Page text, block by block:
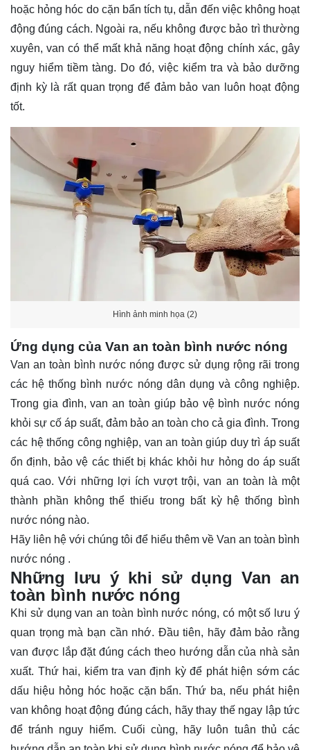
hoặc hỏng hóc do cặn bẩn tích tụ, dẫn đến việc không hoạt
động đúng cách. Ngoài ra, nếu không được bảo trì thường
xuyên, van có thể mất khả năng hoạt động chính xác, gây
nguy hiểm tiềm tàng. Do đó, việc kiểm tra và bảo dưỡng
định kỳ là rất quan trọng để đảm bảo van luôn hoạt động
tốt.
Hình ảnh minh họa (2)
Ứng dụng của Van an toàn bình nước nóng
Van an toàn bình nước nóng được sử dụng rộng rãi trong
các hệ thống bình nước nóng dân dụng và công nghiệp.
Trong gia đình, van an toàn giúp bảo vệ bình nước nóng
khỏi sự cố áp suất, đảm bảo an toàn cho cả gia đình. Trong
các hệ thống công nghiệp, van an toàn giúp duy trì áp suất
ổn định, bảo vệ các thiết bị khác khỏi hư hỏng do áp suất
quá cao. Với những lợi ích vượt trội, van an toàn là một
thành phần không thể thiếu trong bất kỳ hệ thống bình
nước nóng nào.
Hãy liên hệ với chúng tôi để hiểu thêm về Van an toàn bình
nước nóng .
Những lưu ý khi sử dụng Van an
toàn bình nước nóng
Khi sử dụng van an toàn bình nước nóng, có một số lưu ý
quan trọng mà bạn cần nhớ. Đầu tiên, hãy đảm bảo rằng
van được lắp đặt đúng cách theo hướng dẫn của nhà sản
xuất. Thứ hai, kiểm tra van định kỳ để phát hiện sớm các
dấu hiệu hỏng hóc hoặc cặn bẩn. Thứ ba, nếu phát hiện
van không hoạt động đúng cách, hãy thay thế ngay lập tức
để tránh nguy hiểm. Cuối cùng, hãy luôn tuân thủ các